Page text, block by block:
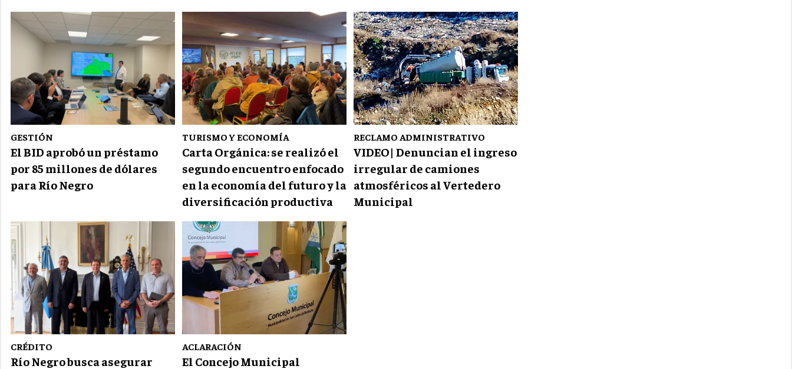
GESTIÓN
El BID aprobó un préstamo
por 85 millones de dólares
para Río Negro
TURISMO Y ECONOMÍA
Carta Orgánica: se realizó el
segundo encuentro enfocado
en la economía del futuro y la
diversificación productiva
RECLAMO ADMINISTRATIVO
VIDEO| Denuncian el ingreso
irregular de camiones
atmosféricos al Vertedero
Municipal
CRÉDITO
Río Negro busca asegurar
ACLARACIÓN
El Concejo Municipal